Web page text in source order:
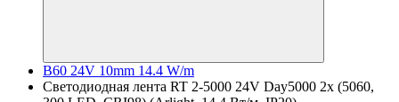
B60 24V 10mm 14.4 W/m
Светодиодная лента RT 2-5000 24V Day5000 2x (5060,